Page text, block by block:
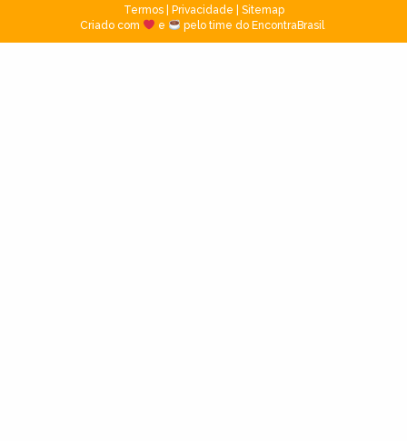
Termos| Privacidade
Sitemap
Criado com
e pelo time do EncontraBrasil